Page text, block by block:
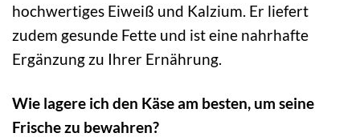
hochwertiges Eiweiß und Kalzium. Er liefert
zudem gesunde Fette und ist eine nahrhafte
Ergänzung zu Ihrer Ernährung.
Wie lagere ich den Käse am besten, um seine
Frische zu bewahren?